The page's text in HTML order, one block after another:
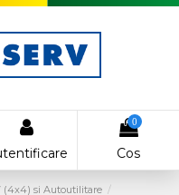
0
Cos
(4x4) si Autoutilitare